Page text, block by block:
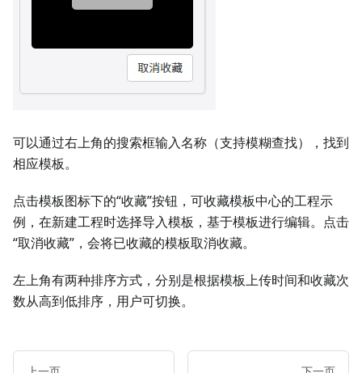
可以通过右上角的搜索框输入名称（支持模糊查找），找到
相应模板。
点击模板图标下的“收藏”按钮，可收藏模板中心的工程示
例，在新建工程时选择导入模板，基于模板进行编辑。点击
“取消收藏”，会将已收藏的模板取消收藏。
左上角有两种排序方式，分别是根据模板上传时间和收藏次
数从高到低排序，用户可切换。